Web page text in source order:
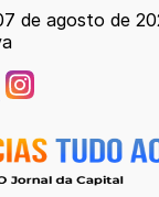
de agosto de